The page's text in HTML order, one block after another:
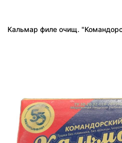
Кальмар филе очищ.